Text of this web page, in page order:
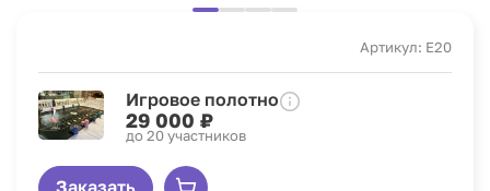
Артикул: E20
Игровое полотно
29 000 ₽
до 20 участников
Заказать